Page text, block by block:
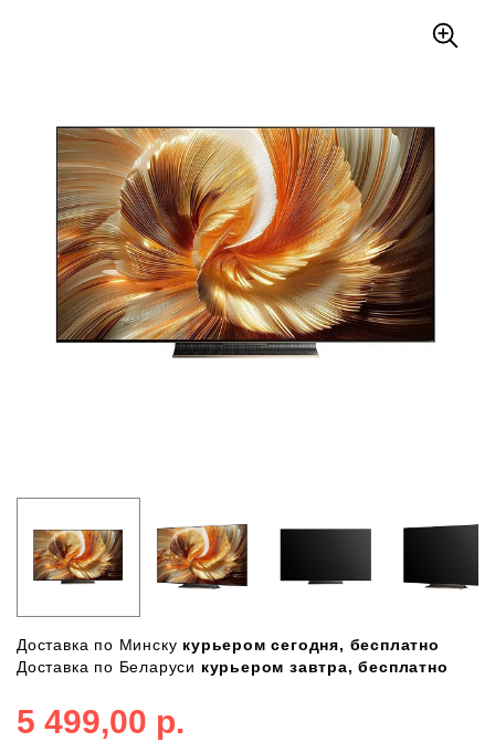
Доставка по Минску курьером сегодня, бесплатно
Доставка по Беларуси курьером завтра, бесплатно
5 499,00 р.